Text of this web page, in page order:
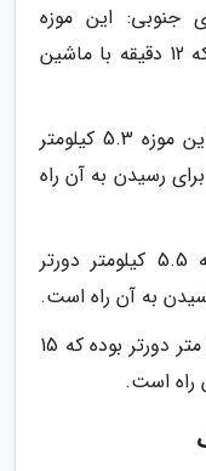
جنوبی: این موزه
تاریخی 3.3 کیلومتر دورتر بوده که 12 دقیقه با ماشین
موزه خانه ویکتوریایی لیندفیلد: این موزه 5.3 کیلومتر
ماشین برای رسیدن به آن راه
خانه نلسون ماندلا: این مجموعه 5.5 کیلومتر دورتر
گهواره نوع بشر: این مجموعه 4.3 متر دورتر بوده که 15
راه است.